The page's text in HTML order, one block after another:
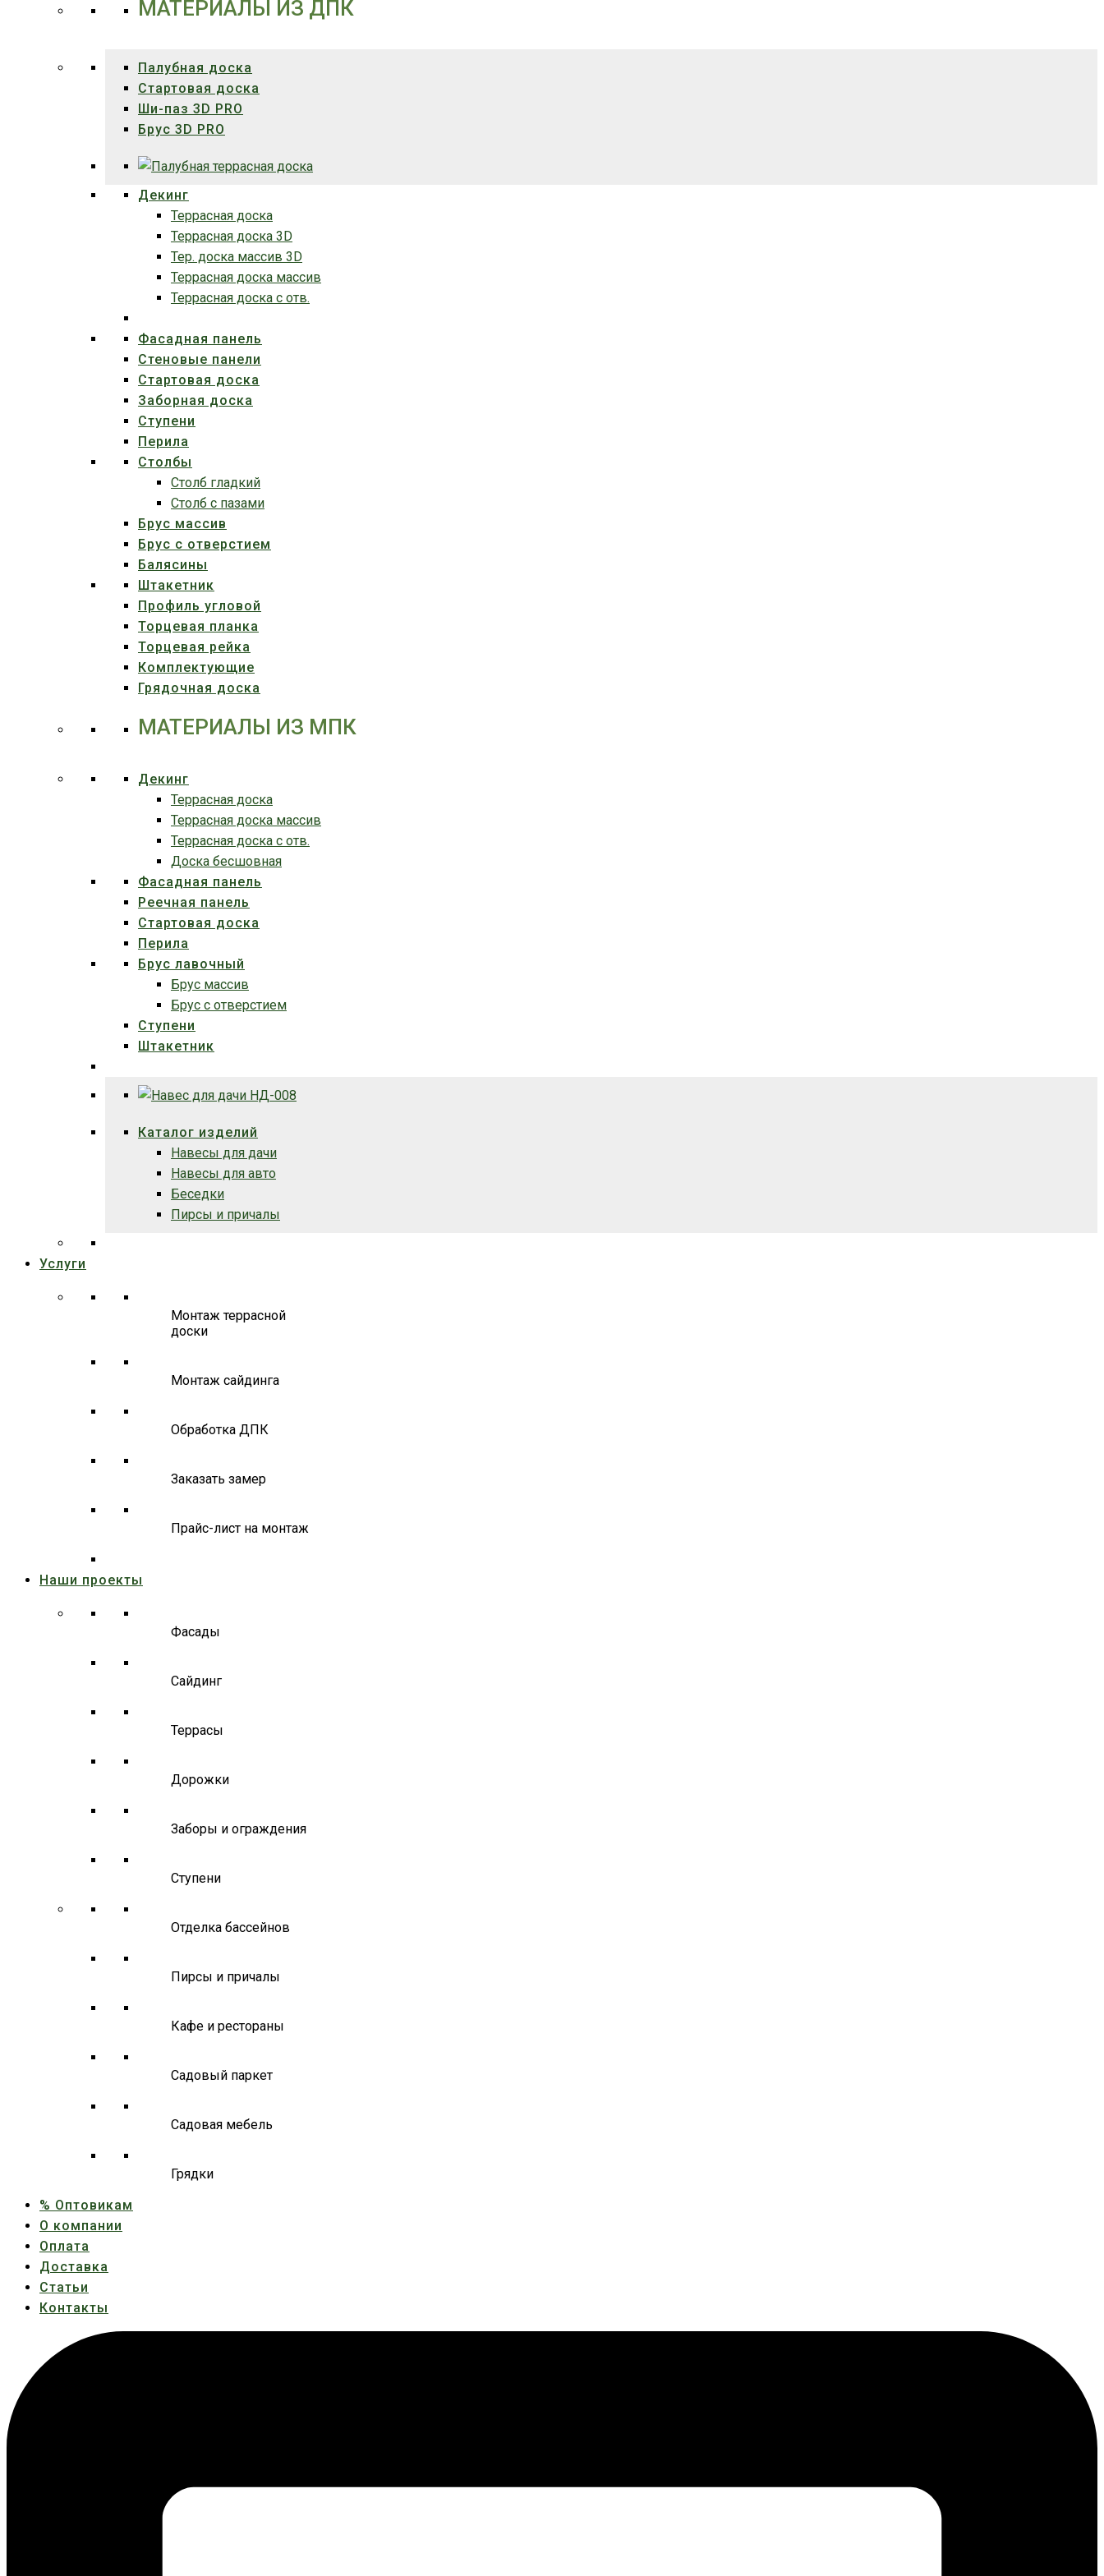
МАТЕРИАЛЫ ИЗ ДПК
Палубная доска
Стартовая доска
Ши-паз 3D PRO
Брус 3D PRO
Декинг
Террасная доска
Террасная доска 3D
Тер. доска массив 3D
Террасная доска массив
Террасная доска с отв.
Фасадная панель
Стеновые панели
Стартовая доска
Заборная доска
Ступени
Перила
Столбы
Столб гладкий
Столб с пазами
Брус массив
Брус с отверстием
Балясины
Штакетник
Профиль угловой
Торцевая планка
Торцевая рейка
Комплектующие
Грядочная доска
МАТЕРИАЛЫ ИЗ МПК
Декинг
Террасная доска
Террасная доска массив
Террасная доска c отв.
Доска бесшовная
Фасадная панель
Реечная панель
Стартовая доска
Перила
Брус лавочный
Брус массив
Брус с отверстием
Ступени
Штакетник
Каталог изделий
Навесы для дачи
Навесы для авто
Беседки
Пирсы и причалы
Услуги
Монтаж террасной
доски
Монтаж сайдинга
Обработка ДПК
Заказать замер
Прайс-лист на монтаж
Наши проекты
Фасады
Сайдинг
Террасы
Дорожки
Заборы и ограждения
Ступени
Отделка бассейнов
Пирсы и причалы
Кафе и рестораны
Садовый паркет
Садовая мебель
Грядки
% Оптовикам
О компании
Оплата
Доставка
Статьи
Контакты